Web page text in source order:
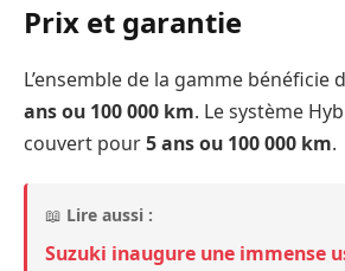
Prix et garantie
L’ensemble de la gamme bénéficie
ans ou 100 000 km. Le système
couvert pour5 ans ou 100 000 km.
📖 Lire aussi :
Suzuki inaugure une immense